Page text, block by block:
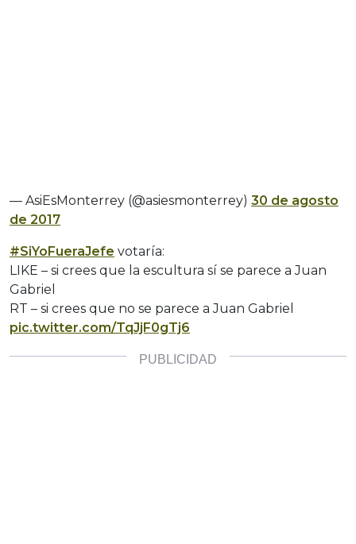
— AsiEsMonterrey (@asiesmonterrey) 30 de agosto
de 2017
#SiYoFueraJefe votaría:
LIKE – si crees que la escultura sí se parece a Juan
Gabriel
RT – si crees que no se parece a Juan Gabriel
pic.twitter.com/TqJjF0gTj6